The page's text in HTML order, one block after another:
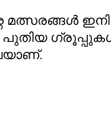
മത്സരങ്ങള്‍
പുതിയ